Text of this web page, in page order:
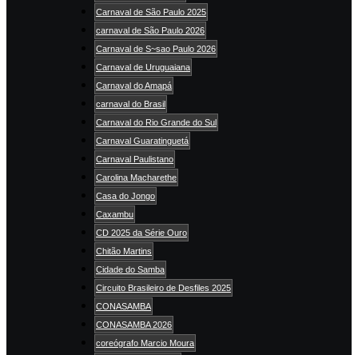
Carnaval de São Paulo 2025
carnaval de São Paulo 2026
Carnaval de S~sao Paulo 2026
Carnaval de Uruguaiana
Carnaval do Amapá
carnaval do Brasil
Carnaval do Rio Grande do Sul
Carnaval Guaratinguetá
Carnaval Paulistano
Carolina Macharethe
Casa do Jongo
Caxambu
CD 2025 da Série Ouro
Chitão Martins
Cidade do Samba
Circuito Brasileiro de Desfiles 2025
CONASAMBA
CONASAMBA 2026
coreógrafo Marcio Moura